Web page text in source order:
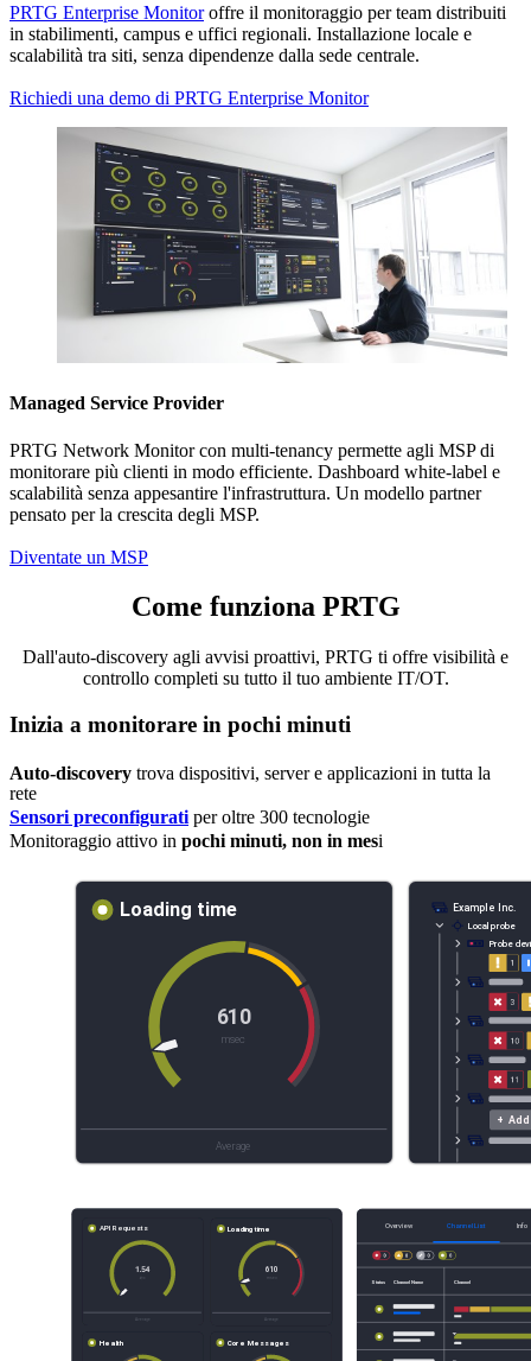
PRTG Enterprise Monitoroffre il monitoraggio per team distribuiti
in stabilimenti, campus e uffici regionali. Installazione locale e
scalabilità tra siti, senza dipendenze dalla sede centrale.
Richiedi una demo di PRTG Enterprise Monitor
Managed Service Provider
PRTG Network Monitor con multi-tenancy permette agli MSP di
monitorare più clienti in modo efficiente. Dashboard white-label e
scalabilità senza appesantire l'infrastruttura. Un modello partner
pensato per la crescita degli MSP.
Diventate un MSP
Come funziona PRTG
Dall'auto-discovery agli avvisi proattivi, PRTG ti offre visibilità e
controllo completi su tutto il tuo ambiente IT/OT.
Inizia a monitorare in pochi minuti
Auto-discovery trova dispositivi, server e applicazioni in tutta la
rete
Sensori preconfigurati per oltre 300 tecnologie
Monitoraggio attivo in pochi minuti, non in mesi